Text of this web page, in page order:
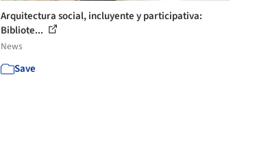
Arquitectura social, incluyente y participativa:
Bibliote...
News
Save